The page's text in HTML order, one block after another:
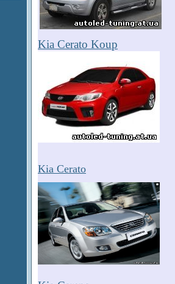
Kia Cerato Koup
Kia Cerato